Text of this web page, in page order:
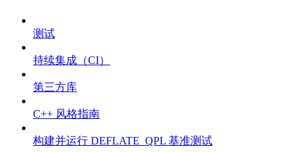
测试
持续集成（CI）
第三方库
C++ 风格指南
构建并运行 DEFLATE_QPL 基准测试